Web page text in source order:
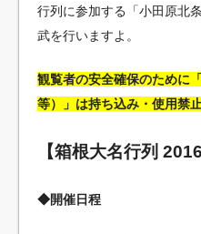
行列に参加する「小田原北
武を行いますよ。
観覧者の安全確保のために
等）」は持ち込み・使用禁止
【箱根大名行列 2016
◆開催日程